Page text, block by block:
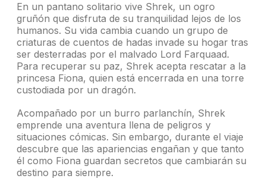
En un pantano solitario vive Shrek, un ogro
gruñón que disfruta de su tranquilidad lejos de los
humanos. Su vida cambia cuando un grupo de
criaturas de cuentos de hadas invade su hogar tras
ser desterradas por el malvado Lord Farquaad.
Para recuperar su paz, Shrek acepta rescatar a la
princesa Fiona, quien está encerrada en una torre
custodiada por un dragón.
Acompañado por un burro parlanchín, Shrek
emprende una aventura llena de peligros y
situaciones cómicas. Sin embargo, durante el viaje
descubre que las apariencias engañan y que tanto
él como Fiona guardan secretos que cambiarán su
destino para siempre.